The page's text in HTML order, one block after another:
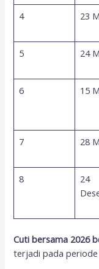
4
23
5
24
6
15
7
28
8
24
Cuti bersama 2026
terjadi pada periode